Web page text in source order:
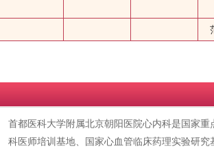
首都医科大学附属北京朝阳医院心内科是国家
科医师培训基地、国家心血管临床药理实验研